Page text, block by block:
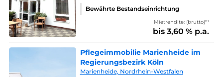
Bewährte Bestandseinrichtung
Mietrendite: (brutto)*¹
bis 3,60 % p.a.
Pflegeimmobilie Marienheide im
Regierungsbezirk Köln
Marienheide, Nordrhein-Westfalen